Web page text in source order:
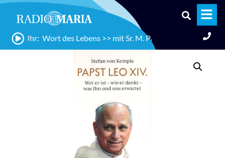
Uhr: Wort des Lebens >> mit Sr. M. Pauline Jacobi,